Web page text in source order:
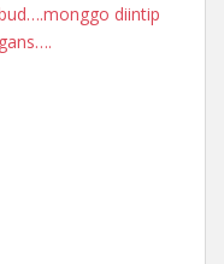
diintip